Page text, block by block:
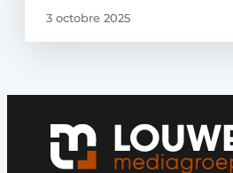
3 octobre 2025